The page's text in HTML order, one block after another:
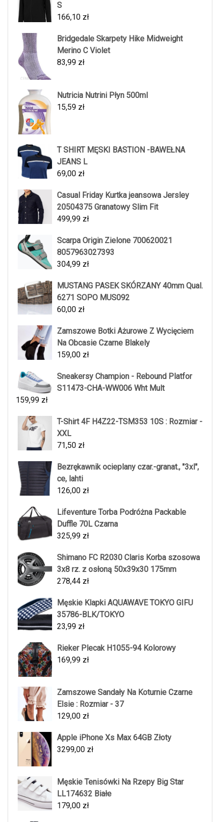
S
166,10 zł
Bridgedale Skarpety Hike Midweight
Merino C Violet
83,99 zł
Nutricia Nutrini Płyn 500ml
15,59 zł
T SHIRT MĘSKI BASTION -BAWEŁNA
JEANS L
69,00 zł
Casual Friday Kurtka jeansowa Jersley
20504375 Granatowy Slim Fit
499,99 zł
Scarpa Origin Zielone 700620021
8057963027393
304,99 zł
MUSTANG PASEK SKÓRZANY 40mm Qual.
6271 SOPO MUS092
60,00 zł
Zamszowe Botki Ażurowe Z Wycięciem
Na Obcasie Czarne Blakely
159,00 zł
Sneakersy Champion - Rebound Platfor
S11473-CHA-WW006 Wht Mult
159,99 zł
T-Shirt 4F H4Z22-TSM353 10S : Rozmiar -
XXL
71,50 zł
Bezrękawnik ocieplany czar.-granat., "3xl",
ce, lahti
126,00 zł
Lifeventure Torba Podróżna Packable
Duffle 70L Czarna
325,99 zł
Shimano FC R2030 Claris Korba szosowa
3x8 rz. z osłoną 50x39x30 175mm
278,44 zł
Męskie Klapki AQUAWAVE TOKYO GIFU
35786-BLK/TOKYO
23,99 zł
Rieker Plecak H1055-94 Kolorowy
169,99 zł
Zamszowe Sandały Na Koturnie Czarne
Elsie : Rozmiar - 37
129,00 zł
Apple iPhone Xs Max 64GB Złoty
3299,00 zł
Męskie Tenisówki Na Rzepy Big Star
LL174632 Białe
179,00 zł